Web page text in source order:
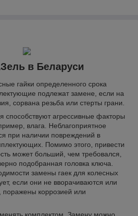
в Беларуси
гайки определенного срока
подлежат замене, если на
сорвана резьба или стерты грани.
способствуют агрессивные факторы
влага. Неблагоприятное
при наличии повреждений в
Помимо этого, привести
может больший, чем требовался,
подобранная головка ключа.
замены гаек для колесных
если они не вворачиваются или
поражены коррозией или